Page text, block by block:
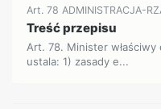
Art. 78 ADMINISTRACJA-
Treść przepisu
Art. 78. Minister
ustala: 1) zasady e...